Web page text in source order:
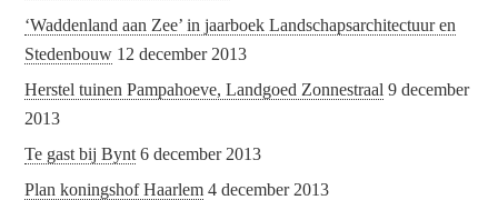
‘Waddenland aan Zee’ in jaarboek Landschapsarchitectuur en
Stedenbouw 12 december 2013
Herstel tuinen Pampahoeve, Landgoed Zonnestraal 9 december
2013
Te gast bij Bynt 6 december 2013
Plan koningshof Haarlem 4 december 2013